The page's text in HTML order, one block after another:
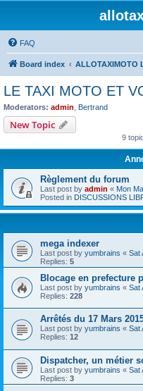
FAQ
Board index ALLOTAXIMOTO
LE TAXI MOTO ET
Moderators: admin Bertrand
New Topic
9
Règlement du forum
Last post by admin « Mon
Posted in DISCUSSIONS
mega indexer
Last post by yumbrains « Sat
Replies: 5
Blocage en prefecture
Last post by yumbrains « Sat
Replies: 228
Arrêtés du 17 Mars
Last post by yumbrains « Sat
Replies: 12
Dispatcher, un métier
Last post by yumbrains « Sat
Replies: 3